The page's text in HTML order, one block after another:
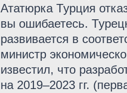
Ататюрка Турция
вы ошибаетесь.
развивается в
министр
известил, что
на 2019–2023 гг.